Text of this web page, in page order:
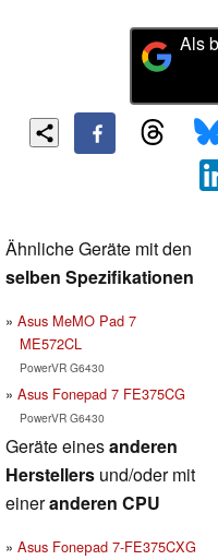
Als
Ähnliche Geräte mit den
selben Spezifikationen
Asus MeMO Pad 7
ME572CL
PowerVR G6430
Asus Fonepad 7 FE375CG
PowerVR G6430
Geräte einesanderen
Herstellers und/oder mit
eineranderen CPU
Asus Foneрad 7-FE375CXG